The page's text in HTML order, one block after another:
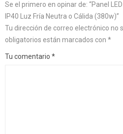
Se el primero en opinar de: “Panel
IP40 Luz Fría Neutra o Cálida (380w)”
Tu dirección de correo electrónico no
obligatorios están marcados con *
Tu comentario *